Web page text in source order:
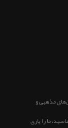
مذهبی و
ما را یاری